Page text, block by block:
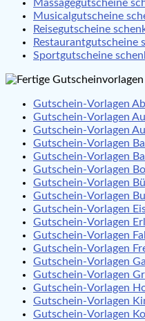
Massagegutscheine
Musicalgutscheine
Reisegutscheine
Restaurantgutscheine
Sportgutscheine
Gutschein-Vorlagen
Gutschein-Vorlagen
Gutschein-Vorlagen
Gutschein-Vorlagen
Gutschein-Vorlagen
Gutschein-Vorlagen
Gutschein-Vorlagen
Gutschein-Vorlagen
Gutschein-Vorlagen
Gutschein-Vorlagen
Gutschein-Vorlagen
Gutschein-Vorlagen
Gutschein-Vorlagen
Gutschein-Vorlagen
Gutschein-Vorlagen
Gutschein-Vorlagen
Gutschein-Vorlagen